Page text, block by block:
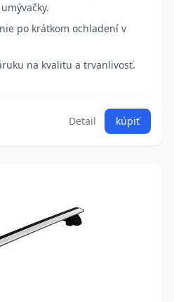
po krátkom ochladení v
na kvalitu a trvanlivosť.
Detail kúpiť